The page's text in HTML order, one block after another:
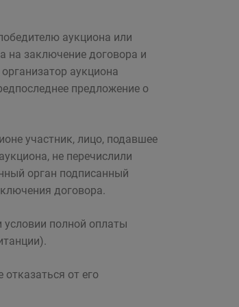
аукциона или
на заключение договора и
аукциона
предложение о
участник, лицо, подавшее
не перечислили
орган подписанный
договора.
условии полной оплаты
от его